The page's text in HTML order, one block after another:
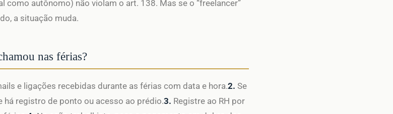
como autônomo) não violam o art. 138. Mas se o “freelancer”
a situação muda.
nas férias?
e ligações recebidas durante as férias com data e hora.2. Se
há registro de ponto ou acesso ao prédio.3. Registre ao RH por